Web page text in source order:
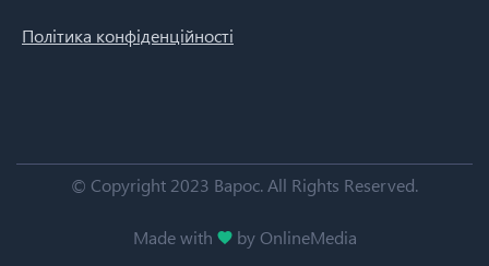
Політика конфіденційності
© Copyright 2023 Варос. All Rights Reserved.
Made with by OnlineMedia